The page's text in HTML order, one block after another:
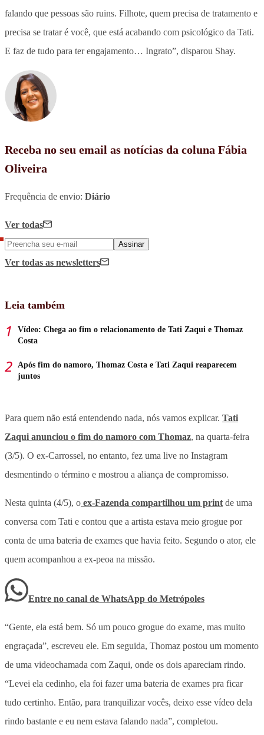
falando que pessoas são ruins. Filhote, quem precisa de tratamento e
precisa se tratar é você, que está acabando com psicológico da Tati.
E faz de tudo para ter engajamento… Ingrato”, disparou Shay.
Receba no seu email as notícias da coluna Fábia
Oliveira
Frequência de envio: Diário
Ver todas
Assinar
Ver todas as newsletters
Leia também
Vídeo: Chega ao fim o relacionamento de Tati Zaqui e Thomaz
Costa
Após fim do namoro, Thomaz Costa e Tati Zaqui reaparecem
juntos
Para quem não está entendendo nada, nós vamos explicar. Tati
Zaqui anunciou o fim do namoro com Thomaz, na quarta-feira
(3/5). O ex-Carrossel, no entanto, fez uma live no Instagram
desmentindo o término e mostrou a aliança de compromisso.
Nesta quinta (4/5), o ex-Fazenda compartilhou um print de uma
conversa com Tati e contou que a artista estava meio grogue por
conta de uma bateria de exames que havia feito. Segundo o ator, ele
quem acompanhou a ex-peoa na missão.
Entre no canal de WhatsApp do Metrópoles
“Gente, ela está bem. Só um pouco grogue do exame, mas muito
engraçada”, escreveu ele. Em seguida, Thomaz postou um momento
de uma videochamada com Zaqui, onde os dois apareciam rindo.
“Levei ela cedinho, ela foi fazer uma bateria de exames pra ficar
tudo certinho. Então, para tranquilizar vocês, deixo esse vídeo dela
rindo bastante e eu nem estava falando nada”, completou.